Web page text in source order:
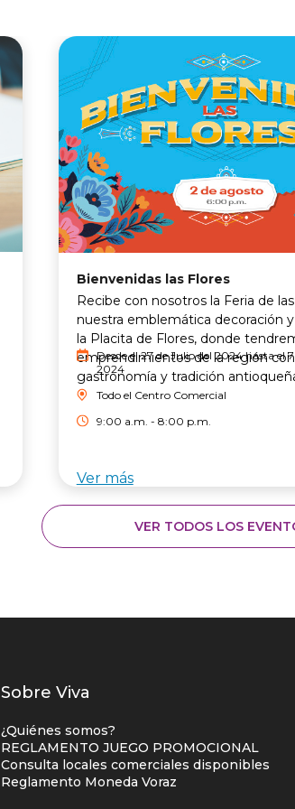
Bienvenidas las Flores
Recibe con nosotros la Feria de
nuestra emblemática decoración
la Placita de Flores, donde
emprendimientos de la región con
gastronomía y tradición
Desde el 27 de Julio del 2024 hasta el
2024
Todo el Centro Comercial
9:00 a.m. - 8:00 p.m.
Ver más
VER TODOS LOS
Listados
enlaces
centro
comercial
Sobre Viva
¿Quiénes somos?
REGLAMENTO JUEGO PROMOCIONAL
Consulta locales comerciales disponibles
Reglamento Moneda Voraz